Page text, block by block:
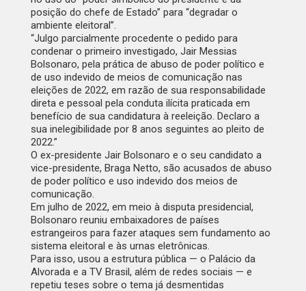
posição do chefe de Estado” para “degradar o
ambiente eleitoral”.
“Julgo parcialmente procedente o pedido para
condenar o primeiro investigado, Jair Messias
Bolsonaro, pela prática de abuso de poder político e
de uso indevido de meios de comunicação nas
eleições de 2022, em razão de sua responsabilidade
direta e pessoal pela conduta ilícita praticada em
benefício de sua candidatura à reeleição. Declaro a
sua inelegibilidade por 8 anos seguintes ao pleito de
2022.”
O ex-presidente Jair Bolsonaro e o seu candidato a
vice-presidente, Braga Netto, são acusados de abuso
de poder político e uso indevido dos meios de
comunicação.
Em julho de 2022, em meio à disputa presidencial,
Bolsonaro reuniu embaixadores de países
estrangeiros para fazer ataques sem fundamento ao
sistema eleitoral e às urnas eletrônicas.
Para isso, usou a estrutura pública — o Palácio da
Alvorada e a TV Brasil, além de redes sociais — e
repetiu teses sobre o tema já desmentidas